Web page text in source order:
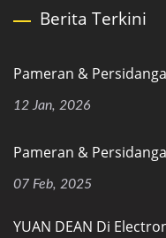
Berita Terkini
Pameran &
12 Jan, 2026
Pameran &
07 Feb, 2025
YUAN DEAN Di